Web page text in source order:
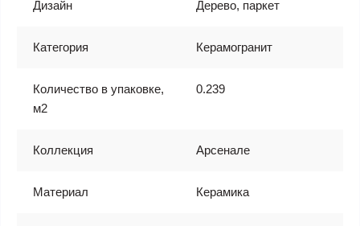
Дизайн Дерево, паркет
Категория Керамогранит
Количество в упаковке,
м2
0.239
Коллекция Арсенале
Материал Керамика